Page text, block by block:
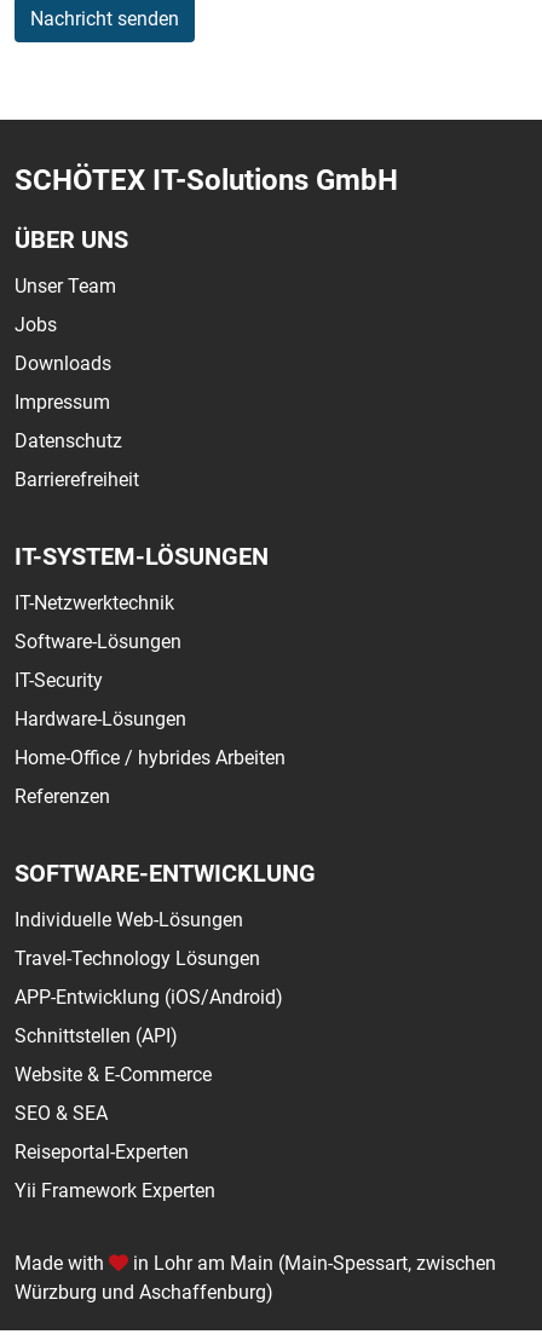
Nachricht senden
SCHÖTEX IT-Solutions GmbH
ÜBER UNS
Unser Team
Jobs
Downloads
Impressum
Datenschutz
Barrierefreiheit
IT-SYSTEM-LÖSUNGEN
IT-Netzwerktechnik
Software-Lösungen
IT-Security
Hardware-Lösungen
Home-Office / hybrides Arbeiten
Referenzen
SOFTWARE-ENTWICKLUNG
Individuelle Web-Lösungen
Travel-Technology Lösungen
APP-Entwicklung (iOS/Android)
Schnittstellen (API)
Website & E-Commerce
SEO & SEA
Reiseportal-Experten
Yii Framework Experten
Made with
in Lohr am Main (Main-Spessart, zwischen
Würzburg und Aschaffenburg)